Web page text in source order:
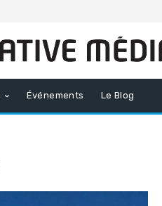
Événements Le Blog